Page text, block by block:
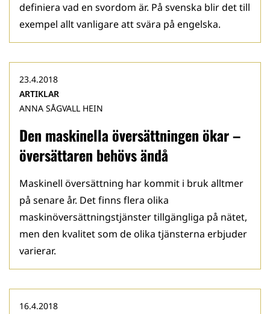
definiera vad en svordom är. På svenska blir det till
exempel allt vanligare att svära på engelska.
Den maskinella översättningen ökar –
översättaren behövs ändå
23.4.2018
ARTIKLAR
ANNA SÅGVALL HEIN
Maskinell översättning har kommit i bruk alltmer
på senare år. Det finns flera olika
maskinöversättningstjänster tillgängliga på nätet,
men den kvalitet som de olika tjänsterna erbjuder
varierar.
16.4.2018